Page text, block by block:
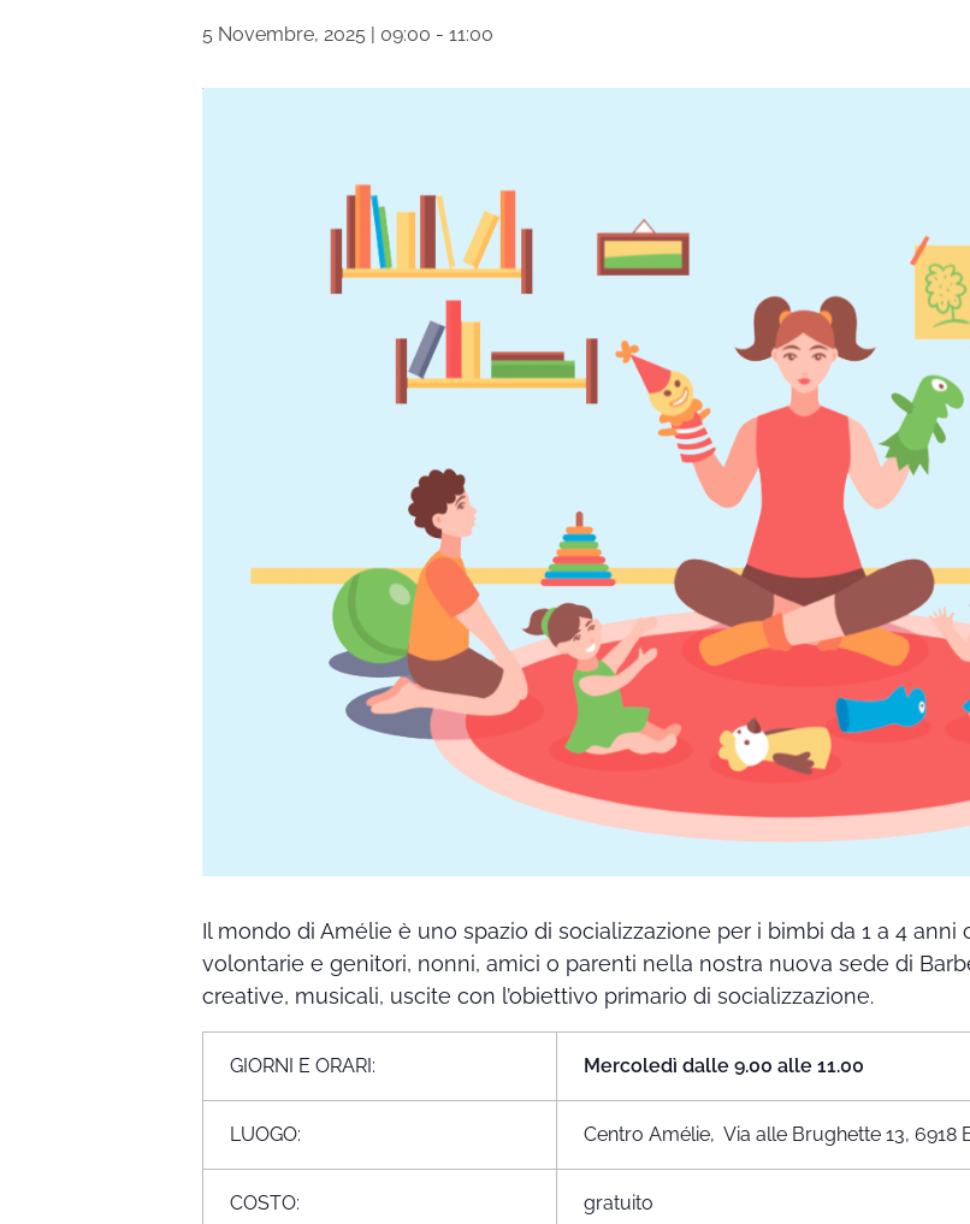
5 Novembre, 2025 | 09:00 - 11:00
Il mondo di Amélie è uno spazio di socializzazione per i bimbi da 1 a 4
volontarie e genitori, nonni, amici o parenti nella nostra nuova sede di
creative, musicali, uscite con l’obiettivo primario di socializzazione.
GIORNI E ORARI: Mercoledì dalle 9.00 alle 11.00
LUOGO: Centro Amélie, Via alle Brughette 13, 6918
COSTO: gratuito